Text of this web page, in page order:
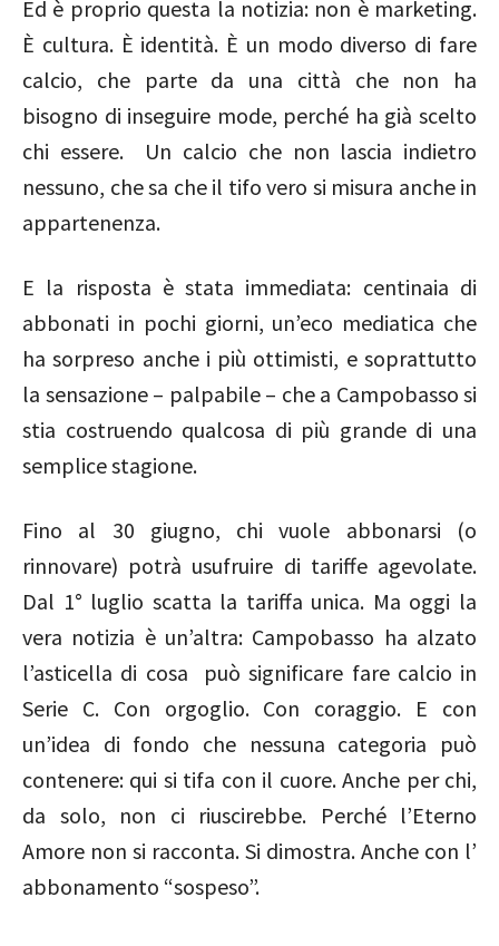
Ed è proprio questa la notizia: non è marketing.
È cultura. È identità. È un modo diverso di fare
calcio, che parte da una città che non ha
bisogno di inseguire mode, perché ha già scelto
chi essere. Un calcio che non lascia indietro
nessuno, che sa che il tifo vero si misura anche in
appartenenza.
E la risposta è stata immediata: centinaia di
abbonati in pochi giorni, un’eco mediatica che
ha sorpreso anche i più ottimisti, e soprattutto
la sensazione – palpabile – che a Campobasso si
stia costruendo qualcosa di più grande di una
semplice stagione.
Fino al 30 giugno, chi vuole abbonarsi (o
rinnovare) potrà usufruire di tariffe agevolate.
Dal 1° luglio scatta la tariffa unica. Ma oggi la
vera notizia è un’altra: Campobasso ha alzato
l’asticella di cosa può significare fare calcio in
Serie C. Con orgoglio. Con coraggio. E con
un’idea di fondo che nessuna categoria può
contenere: qui si tifa con il cuore. Anche per chi,
da solo, non ci riuscirebbe. Perché l’Eterno
Amore non si racconta. Si dimostra. Anche con l’
abbonamento “sospeso”.